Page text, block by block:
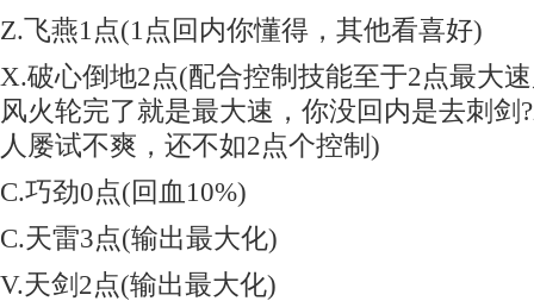
Z.飞燕1点(1点回内你懂得，其他看喜好)
X.破心倒地2点(配合控制技能至于2点最大
风火轮完了就是最大速，你没回内是去刺剑
人屡试不爽，还不如2点个控制)
C.巧劲0点(回血10%)
C.天雷3点(输出最大化)
V.天剑2点(输出最大化)